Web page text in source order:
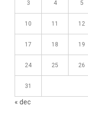
3 4 5
10 11 12
17 18 19
24 25 26
31
« dec